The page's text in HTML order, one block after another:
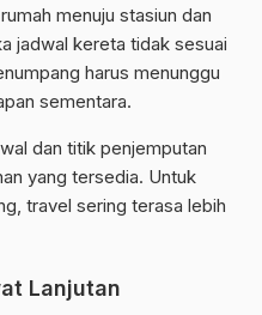
menuju stasiun dan
jadwal kereta tidak sesuai
harus menunggu
sementara.
dan titik penjemputan
yang tersedia. Untuk
travel sering terasa lebih
Lanjutan